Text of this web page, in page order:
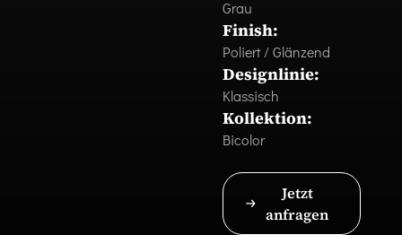
Grau
Finish:
Poliert / Glänzend
Designlinie:
Klassisch
Kollektion:
Bicolor
Jetzt
anfragen